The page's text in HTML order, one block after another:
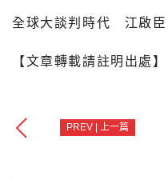
全球大談判時代 江啟臣
【文章轉載請註明出處】
PREV | 上一篇